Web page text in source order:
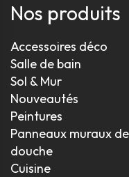
Nos produits
Accessoires déco
Salle de bain
Sol & Mur
Nouveautés
Peintures
Panneaux muraux de
douche
Cuisine